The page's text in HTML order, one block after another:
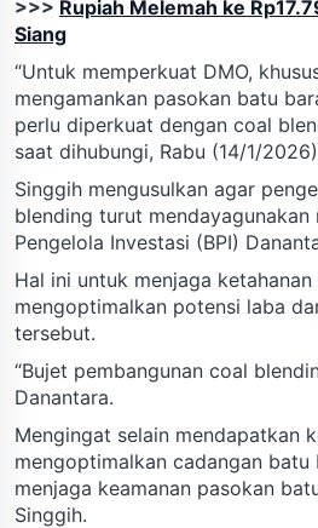
>>> Rupiah Melemah ke
Siang
“Untuk memperkuat DMO,
mengamankan pasokan batu
perlu diperkuat dengan coal
saat dihubungi, Rabu (14/1/
Singgih mengusulkan agar
blending turut mendayagunakan
Pengelola Investasi (BPI)
Hal ini untuk menjaga
mengoptimalkan potensi laba
tersebut.
“Bujet pembangunan coal
Danantara.
Mengingat selain mendapatkan
mengoptimalkan cadangan batu
menjaga keamanan pasokan
Singgih.